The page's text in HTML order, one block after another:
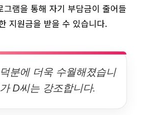
그램을 통해 자기 부담금이 줄어들
지원금을 받을 수 있습니다.
분에 더욱 수월해졌습니
D씨는 강조합니다.